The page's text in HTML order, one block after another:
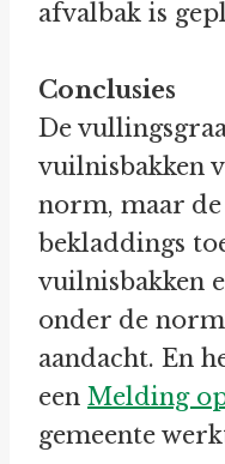
afvalbak is
Conclusies
De
vuilnisbakken
norm, maar
bekladdings
vuilnisbakken
onder de
aandacht. En
een Melding
gemeente